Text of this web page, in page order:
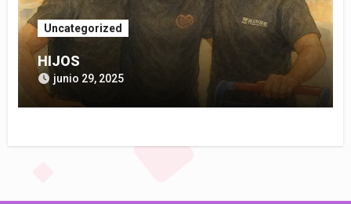
Uncategorized
HIJOS
junio 29, 2025